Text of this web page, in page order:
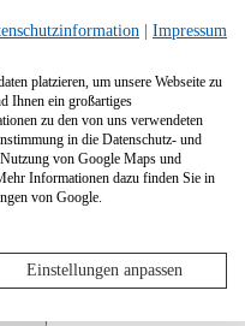
Book generieren
Impressum
platzieren, um unsere Webseite zu
Ihnen ein großartiges
zu den von uns verwendeten
in die Datenschutz- und
von Google Maps und
Informationen dazu finden Sie in
von Google.
Einstellungen anpassen